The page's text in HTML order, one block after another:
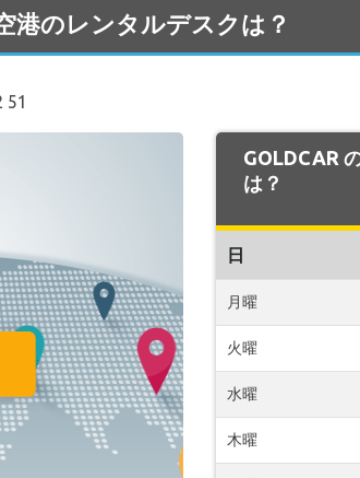
港のレンタルデスクは？
51
GOLDCAR
は？
日
月曜
火曜
水曜
木曜